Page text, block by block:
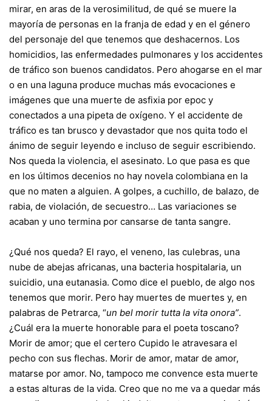
mirar, en aras de la verosimilitud, de qué se muere la
mayoría de personas en la franja de edad y en el género
del personaje del que tenemos que deshacernos. Los
homicidios, las enfermedades pulmonares y los accidentes
de tráfico son buenos candidatos. Pero ahogarse en el mar
o en una laguna produce muchas más evocaciones e
imágenes que una muerte de asfixia por epoc y
conectados a una pipeta de oxígeno. Y el accidente de
tráfico es tan brusco y devastador que nos quita todo el
ánimo de seguir leyendo e incluso de seguir escribiendo.
Nos queda la violencia, el asesinato. Lo que pasa es que
en los últimos decenios no hay novela colombiana en la
que no maten a alguien. A golpes, a cuchillo, de balazo, de
rabia, de violación, de secuestro… Las variaciones se
acaban y uno termina por cansarse de tanta sangre.
¿Qué nos queda? El rayo, el veneno, las culebras, una
nube de abejas africanas, una bacteria hospitalaria, un
suicidio, una eutanasia. Como dice el pueblo, de algo nos
tenemos que morir. Pero hay muertes de muertes y, en
palabras de Petrarca, “un bel morir tutta la vita onora”.
¿Cuál era la muerte honorable para el poeta toscano?
Morir de amor; que el certero Cupido le atravesara el
pecho con sus flechas. Morir de amor, matar de amor,
matarse por amor. No, tampoco me convence esta muerte
a estas alturas de la vida. Creo que no me va a quedar más